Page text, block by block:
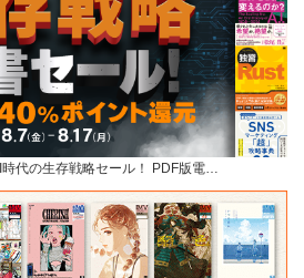
代の生存戦略セール！ PDF版電…